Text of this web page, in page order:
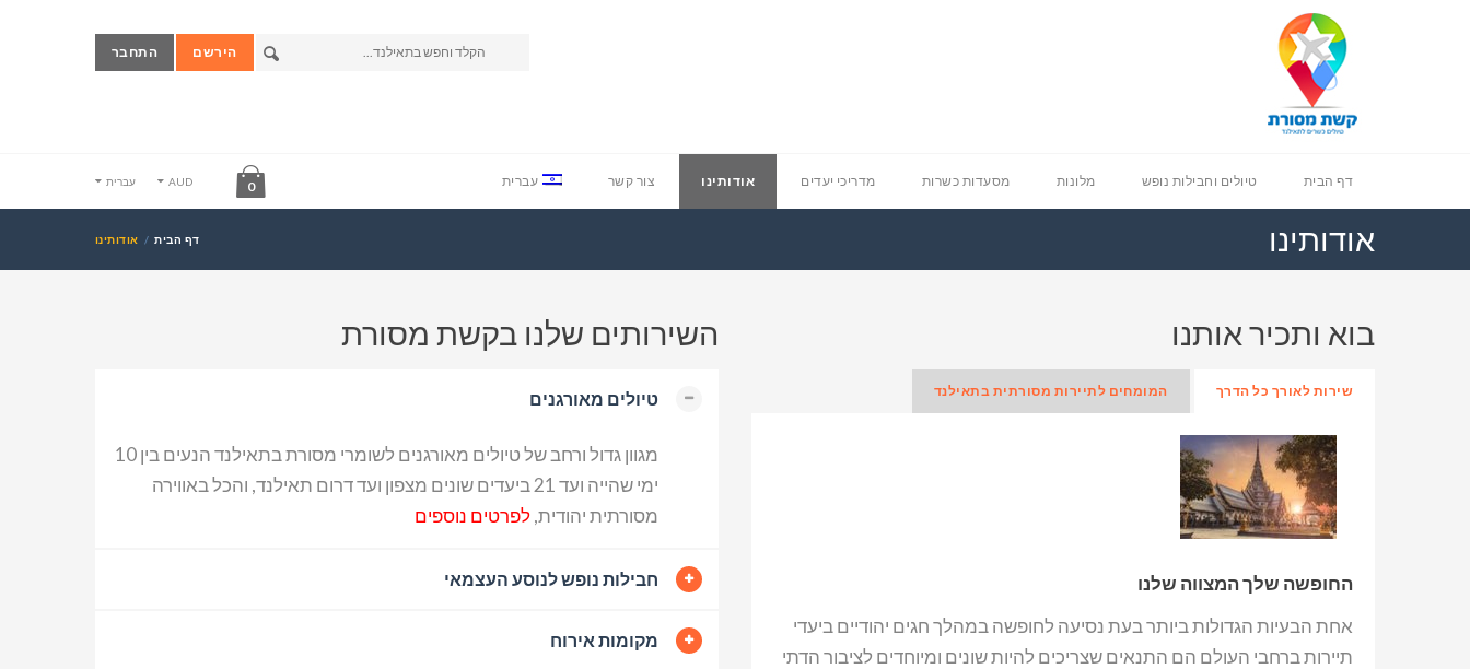
הירשם התחבר
דף הבית טיולים וחבילות נופש מלונות מסעדות כשרות מדריכי יעדים אודותינו צור קשר עברית 0
AUD עברית
אודותינו דף הבית אודותינו
בוא ותכיר אותנו
שירות לאורך כל הדרך המומחים לתיירות מסורתית בתאילנד
החופשה שלך המצווה שלנו
אחת הבעיות הגדולות ביותר בעת נסיעה לחופשה במהלך חגים יהודיים ביעדי
תיירות ברחבי העולם הם התנאים שצריכים להיות שונים ומיוחדים לציבור הדתי
השירותים שלנו בקשת מסורת
טיולים מאורגנים
מגוון גדול ורחב של טיולים מאורגנים לשומרי מסורת בתאילנד הנעים בין 10
ימי שהייה ועד 21 ביעדים שונים מצפון ועד דרום תאילנד, והכל באווירה
מסורתית יהודית,לפרטים נוספים
חבילות נופש לנוסע העצמאי
מקומות אירוח